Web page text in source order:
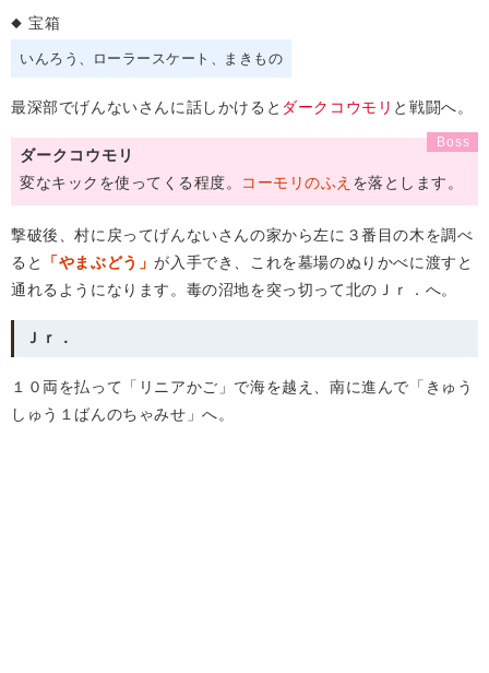
宝箱
いんろう ローラースケート まきもの
最深部でげんないさんに話しかけると ダークコウモリ と戦闘へ。
ダークコウモリ
変なキックを使ってくる程度。
コーモリのふえ を落とします。
撃破後、村に戻ってげんないさんの家から左に３番目の木を調べ
ると
「やまぶどう」が入手でき、これを墓場のぬりかべに渡すと
通れるようになります。毒の沼地を突っ切って北のＪｒ．へ。
Ｊｒ．
１０両を払って「リニアかご」で海を越え、南に進んで「きゅう
しゅう１ばんのちゃみせ」へ。